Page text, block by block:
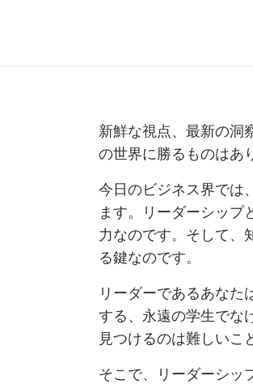
新鮮な視点、最新の洞
の世界に勝るものはあ
今日のビジネス界では
ます。リーダーシップ
力なのです。そして、
る鍵なのです。
リーダーであるあなた
する、永遠の学生でな
見つけるのは難しいこ
そこで、リーダーシッ